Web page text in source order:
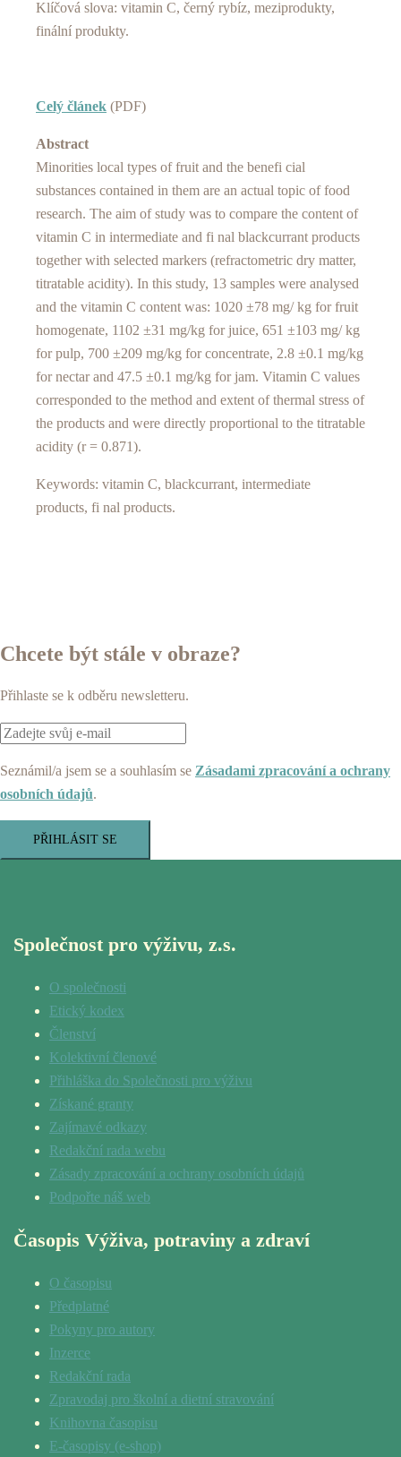
Klíčová slova: vitamin C, černý rybíz, meziprodukty,
finální produkty.
Celý článek (PDF)
Abstract
Minorities local types of fruit and the benefi cial
substances contained in them are an actual topic of food
research. The aim of study was to compare the content of
vitamin C in intermediate and fi nal blackcurrant products
together with selected markers (refractometric dry matter,
titratable acidity). In this study, 13 samples were analysed
and the vitamin C content was: 1020 ±78 mg/ kg for fruit
homogenate, 1102 ±31 mg/kg for juice, 651 ±103 mg/ kg
for pulp, 700 ±209 mg/kg for concentrate, 2.8 ±0.1 mg/kg
for nectar and 47.5 ±0.1 mg/kg for jam. Vitamin C values
corresponded to the method and extent of thermal stress of
the products and were directly proportional to the titratable
acidity (r = 0.871).
Keywords: vitamin C, blackcurrant, intermediate
products, fi nal products.
Chcete být stále v obraze?
Přihlaste se k odběru newsletteru.
Seznámil/a jsem se a souhlasím se Zásadami zpracování a ochrany
osobních údajů.
PŘIHLÁSIT SE
Společnost pro výživu, z.s.
O společnosti
Etický kodex
Členství
Kolektivní členové
Přihláška do Společnosti pro výživu
Získané granty
Zajímavé odkazy
Redakční rada webu
Zásady zpracování a ochrany osobních údajů
Podpořte náš web
Časopis Výživa, potraviny a zdraví
O časopisu
Předplatné
Pokyny pro autory
Inzerce
Redakční rada
Zpravodaj pro školní a dietní stravování
Knihovna časopisu
E-časopisy (e-shop)